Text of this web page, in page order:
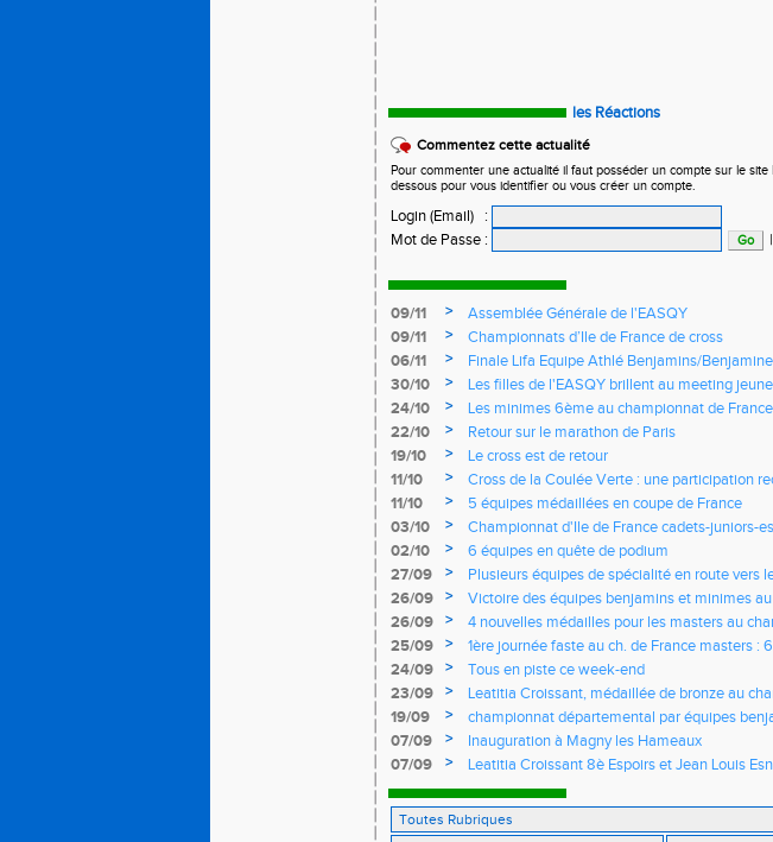
les Réactions
Commentez cette actualité
Pour commenter une actualité il faut posséder un compte sur le site
dessous pour vous identifier ou vous créer un compte.
Login (Email)
:
Mot de Passe : |
09/11 >
Assemblée Générale de l'EASQY
09/11
>
Championnats d’Ile de France de cross
06/11
>
Finale Lifa Equipe Athlé Benjamins/
30/10
>
Les filles de l'EASQY brillent au meeting
records du club battus
24/10 >
Les minimes 6ème au championnat de
22/10
>
Retour sur le marathon de Paris
19/10
>
Le cross est de retour
11/10
>
Cross de la Coulée Verte : une participation
Rendez-vous !
11/10 >
5 équipes médaillées en coupe de France
03/10
>
Championnat d'Ile de France cadets-juniors-
l'EASQY victorieuses
02/10 >
6 équipes en quête de podium
27/09
>
Plusieurs équipes de spécialité en route vers
France
26/09 >
Victoire des équipes benjamins et minimes
Yvelines
26/09 >
4 nouvelles médailles pour les masters au
25/09
>
1ère journée faste au ch. de France masters :
d'argent
24/09 >
Tous en piste ce week-end
23/09
>
Leatitia Croissant, médaillée de bronze au
de course de montagne
19/09 >
championnat départemental par équipes
07/09
>
Inauguration à Magny les Hameaux
07/09
>
Leatitia Croissant 8è Espoirs et Jean Louis
France de 10 km sur route